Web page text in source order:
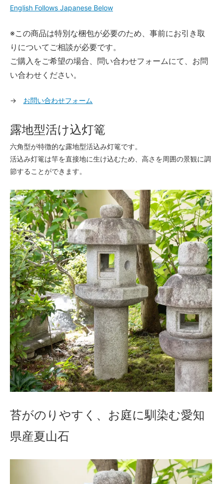
English Follows Japanese Below
※この商品は特別な梱包が必要のため、事前にお引き取
りについてご相談が必要です。
ご購入をご希望の場合、問い合わせフォームにて、お問
い合わせください。
→ お問い合わせフォーム
露地型活け込灯篭
六角型が特徴的な露地型活込み灯篭です。
活込み灯篭は竿を直接地に生け込むため、高さを周囲の景観に調
節することができます。
苔がのりやすく、お庭に馴染む愛知
県産夏山石